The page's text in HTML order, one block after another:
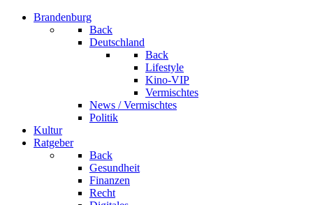
Brandenburg
Back
Deutschland
Back
Lifestyle
Kino-VIP
Vermischtes
News / Vermischtes
Politik
Kultur
Ratgeber
Back
Gesundheit
Finanzen
Recht